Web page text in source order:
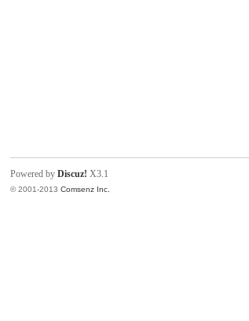
Powered byDiscuz! X3.1
© 2001-2013Comsenz Inc.